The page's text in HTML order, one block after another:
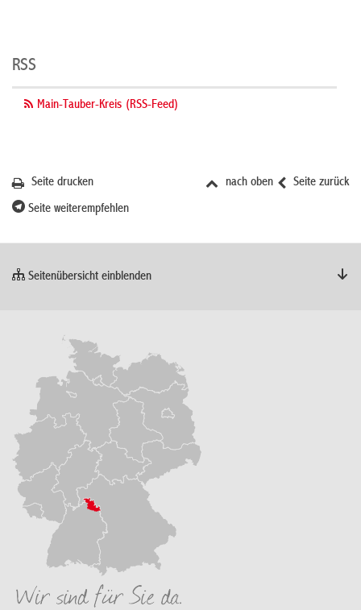
RSS
Main-Tauber-Kreis (RSS-Feed)
Seite zurück
nach oben
Seite drucken
Seite weiterempfehlen
Seitenübersicht einblenden